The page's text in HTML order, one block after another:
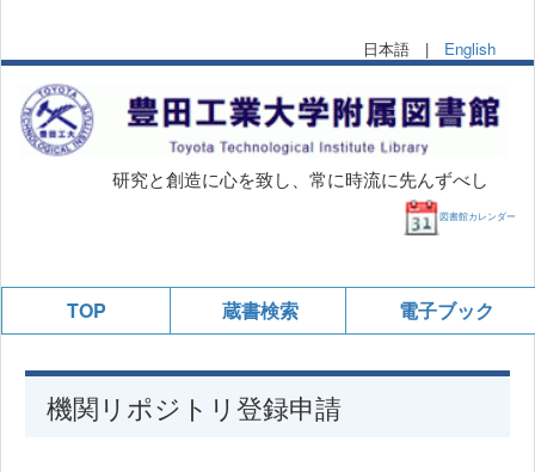
日本語 | English
研究と創造に心を致し、常に時流に先んずべし
図書館カレンダー
TOP 蔵書検索 電子ブック
機関リポジトリ登録申請